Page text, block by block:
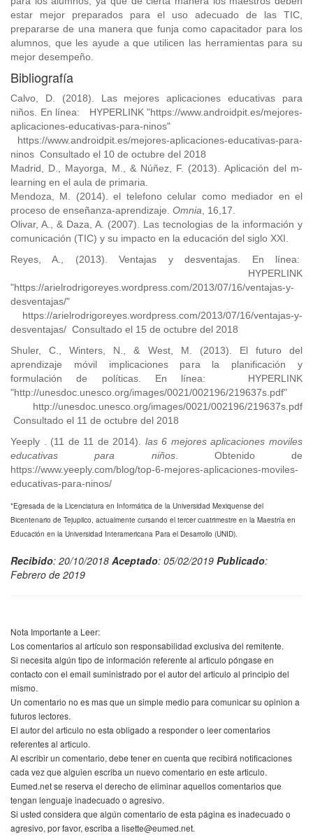
estar mejor preparados para el uso adecuado de las TIC,
prepararse de una manera que funja como capacitador para los
alumnos, que les ayude a que utilicen las herramientas para su
mejor desempeño.
Bibliografía
Calvo, D. (2018). Las mejores aplicaciones educativas para
niños. En línea: HYPERLINK "https://www.androidpit.es/mejores-
aplicaciones-educativas-para-ninos"
https://www.androidpit.es/mejores-aplicaciones-educativas-para-
ninos Consultado el 10 de octubre del 2018
Madrid, D., Mayorga, M., & Núñez, F. (2013). Aplicación del m-
learning en el aula de primaria.
Mendoza, M. (2014). el telefono celular como mediador en el
proceso de enseñanza-aprendizaje. Omnia , 16,17.
Olivar, A., & Daza, A. (2007). Las tecnologias de la información y
comunicación (TIC) y su impacto en la educación del siglo XXI.
Reyes, A., (2013). Ventajas y desventajas. En línea:
HYPERLINK
"https://arielrodrigoreyes.wordpress.com/2013/07/16/ventajas-y-
desventajas/"
https://arielrodrigoreyes.wordpress.com/2013/07/16/ventajas-y-
desventajas/ Consultado el 15 de octubre del 2018
Shuler, C., Winters, N., & West, M. (2013). El futuro del
aprendizaje móvil implicaciones para la planificación y
formulación de políticas. En línea: HYPERLINK
"http://unesdoc.unesco.org/images/0021/002196/219637s.pdf"
http://unesdoc.unesco.org/images/0021/002196/219637s.pdf
Consultado el 11 de octubre del 2018
Yeeply . (11 de 11 de 2014). las 6 mejores aplicaciones moviles
educativas para niños. Obtenido de
https://www.yeeply.com/blog/top-6-mejores-aplicaciones-moviles-
educativas-para-ninos/
*Egresada de la Licenciatura en Informática de la Universidad Mexiquense del
Bicentenario de Tejupilco, actualmente cursando el tercer cuatrimestre en la Maestría en
Educación en la Universidad Interamericana Para el Desarrollo (UNID).
Recibido: 20/10/2018 Aceptado: 05/02/2019 Publicado:
Febrero de 2019
Nota Importante a Leer:
Los comentarios al artículo son responsabilidad exclusiva del remitente.
Si necesita algún tipo de información referente al articulo póngase en
contacto con el email suministrado por el autor del articulo al principio del
mismo.
Un comentario no es mas que un simple medio para comunicar su opinion a
futuros lectores.
El autor del articulo no esta obligado a responder o leer comentarios
referentes al articulo.
Al escribir un comentario, debe tener en cuenta que recibirá notificaciones
cada vez que alguien escriba un nuevo comentario en este articulo.
Eumed.net se reserva el derecho de eliminar aquellos comentarios que
tengan lenguaje inadecuado o agresivo.
Si usted considera que algún comentario de esta página es inadecuado o
agresivo, por favor, escriba a lisette@eumed.net.